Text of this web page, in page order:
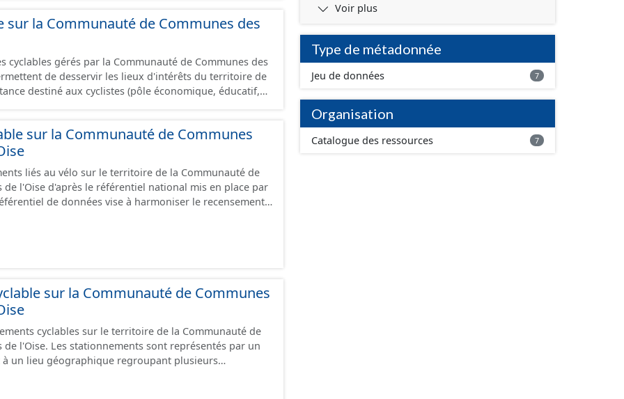
sur la Communauté de Communes des
cyclables gérés par la Communauté de Communes des
de desservir les lieux d'intérêts du territoire de
destiné aux cyclistes (pôle économique, éducatif,
30, couloir partagé avec les bus, aire piétonne,
Les itinéraires ne sont pas des
des tronçons de voies non aménagés pour
"en travaux" ou "provisoire".
sur la Communauté de Communes
liés au vélo sur le territoire de la Communauté de
de l'Oise d'après le référentiel national mis en place par
de données vise à harmoniser le recensement
le fichier à télécharger depuis cette fiche
y compris les stationnements pour répondre
ou "provisoire".
sur la Communauté de Communes
cyclables sur le territoire de la Communauté de
représentés par un
un lieu géographique regroupant plusieurs
Voir plus
Type de métadonnée
Jeu de données 7
Organisation
Catalogue des ressources 7